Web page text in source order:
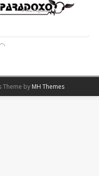
Theme by MH Themes